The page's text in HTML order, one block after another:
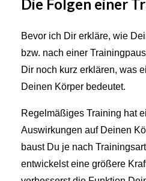
Die Folgen einer
Bevor ich Dir erkläre, wie
bzw. nach einer
Dir noch kurz erklären, was
Deinen Körper bedeutet.
Regelmäßiges Training hat
Auswirkungen auf Deinen
baust Du je nach
entwickelst eine größere